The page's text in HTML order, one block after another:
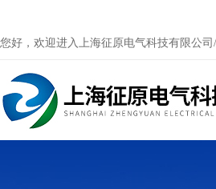
您好，欢迎进入上海征原电气科技有限公司